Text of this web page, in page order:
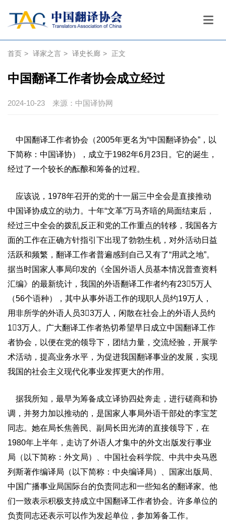
首页 > 译家之言 > 译史长廊 > 正文
中国翻译工作者协会成立经过
2024-10-23 来源：中国译协网
中国翻译工作者协会（2005年更名为“中国翻译协会”，以
下简称：中国译协），成立于1982年6月23日。它的诞生，
经过了一个较长的酝酿和筹备的过程。
应该说，1978年召开的党的十一届三中全会是直接推动
中国译协成立的动力。十年“文革”万马齐喑的局面结束后，
经过三中全会的拨乱反正和党的工作重点的转移，我国各方
面的工作在正确方针指引下出现了勃勃生机，对外活动日益
活跃和频繁，翻译工作者普遍感到自己又有了“用武之地”。
据当时国家人事局印发的《全国外语人员基本情况普查资料
汇编》的最新统计，我国的外语翻译工作者约有235万人
（56个语种），其中从事外语工作的现职人员约19万人，
用非所学的外语人员33万人，闲散在社会上的外语人员约
13万人。广大翻译工作者热切希望早日成立中国翻译工作
者协会，以便在党的领导下，团结力量，交流经验，开展学
术活动，提高业务水平，为促进我国翻译事业的发展，实现
我国的社会主义现代化事业发挥更大的作用。
据我所知，最早为筹备成立译协四处奔走，进行磋商和协
调，并努力加以推动的，是国家人事局外语干部处的李宝芝
同志。她在局长焦善民、副局长田光涛的直接领导下，在
1980年上半年，走访了外语人才集中的外文出版发行事业
局（以下简称：外文局）、中国社会科学院、中共中央马恩
列斯著作编译局（以下简称：中央编译局）、国家出版局、
中国广播事业局国际台的负责同志和一些知名的翻译家。他
们一致表示积极支持成立中国翻译工作者协会。许多单位的
负责同志还表示可以作为发起单位，参加筹备工作。